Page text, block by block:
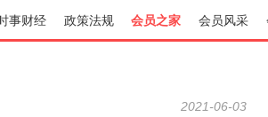
2021-06-03